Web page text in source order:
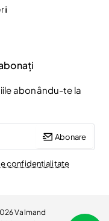
abonându-te la
Abonare
confidentialitate
Valmand